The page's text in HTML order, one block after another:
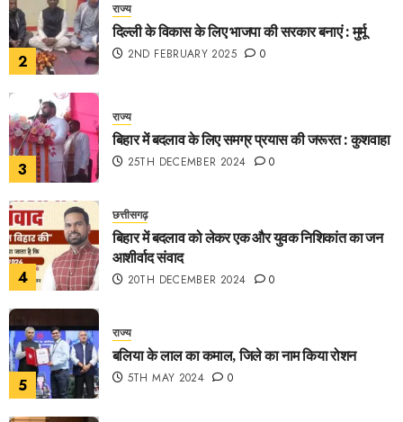
2
राज्य
दिल्ली के विकास के लिए भाजपा की सरकार बनाएं : मुर्मू
2ND FEBRUARY 2025 0
3
राज्य
बिहार में बदलाव के लिए समग्र प्रयास की जरूरत : कुशवाहा
25TH DECEMBER 2024 0
4
छत्तीसगढ़
बिहार में बदलाव को लेकर एक और युवक निशिकांत का जन
आशीर्वाद संवाद
20TH DECEMBER 2024 0
5
राज्य
बलिया के लाल का कमाल, जिले का नाम किया रोशन
5TH MAY 2024 0